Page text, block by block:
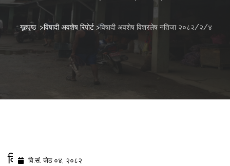
गृहपृष्ठ >विषादी अवशेष रिपोर्ट>विषादी अवशेष विशरलेष नतिजा २०८२/२/४
विषादी अवशेष विशरलेष नतिजा २०८२/२/४
वि.सं. जेठ ०४, २०८२